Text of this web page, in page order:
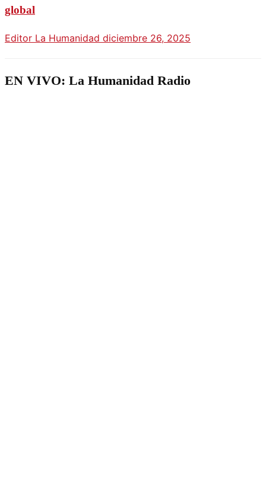
global
Editor La Humanidad diciembre 26, 2025
EN VIVO: La Humanidad Radio